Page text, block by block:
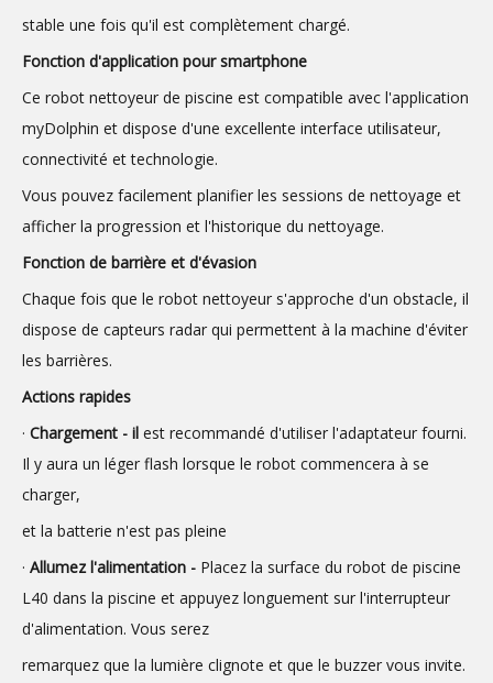
stable une fois qu'il est complètement chargé.
Fonction d'application pour smartphone
Ce robot nettoyeur de piscine est compatible avec l'application
myDolphin et dispose d'une excellente interface utilisateur,
connectivité et technologie.
Vous pouvez facilement planifier les sessions de nettoyage et
afficher la progression et l'historique du nettoyage.
Fonction de barrière et d'évasion
Chaque fois que le robot nettoyeur s'approche d'un obstacle, il
dispose de capteurs radar qui permettent à la machine d'éviter
les barrières.
Actions rapides
· Chargement - il est recommandé d'utiliser l'adaptateur fourni.
Il y aura un léger flash lorsque le robot commencera à se
charger,
et la batterie n'est pas pleine
· Allumez l'alimentation - Placez la surface du robot de piscine
L40 dans la piscine et appuyez longuement sur l'interrupteur
d'alimentation. Vous serez
remarquez que la lumière clignote et que le buzzer vous invite.